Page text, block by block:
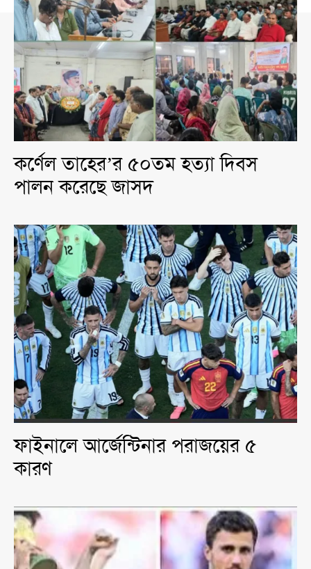
কর্ণেল তাহের’র ৫০তম হত্যা দিবস
পালন করেছে জাসদ
ফাইনালে আর্জেন্টিনার পরাজয়ের ৫
কারণ